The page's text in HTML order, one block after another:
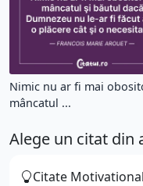
Nimic nu ar fi mai
mâncatul ...
Alege un citat din
Citate